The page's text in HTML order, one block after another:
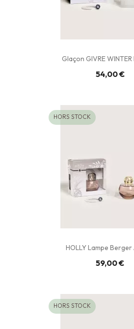
Glaçon GIVRE WINTER
54,00 €
HOLLY Lampe Berger
59,00 €
HORS STOCK
HORS STOCK